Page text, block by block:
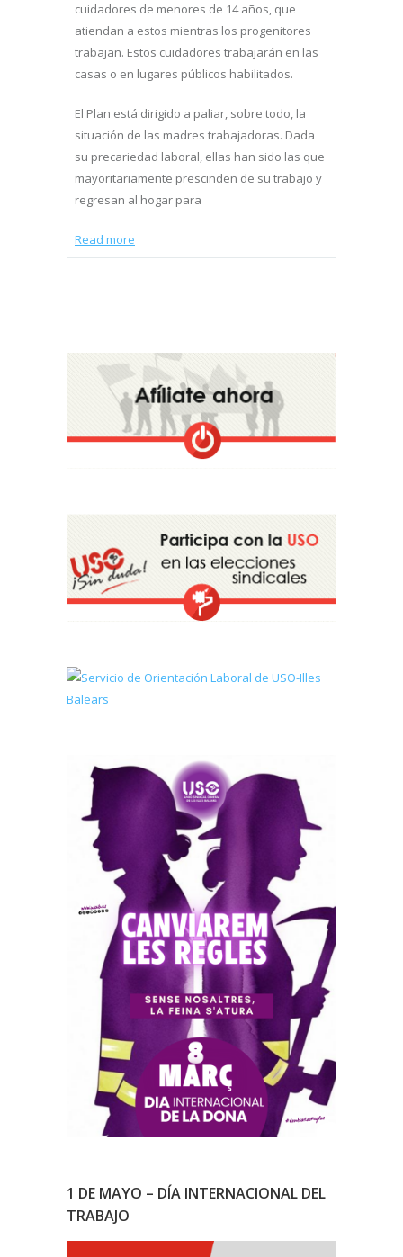
cuidadores de menores de 14 años, que
atiendan a estos mientras los progenitores
trabajan. Estos cuidadores trabajarán en las
casas o en lugares públicos habilitados.
El Plan está dirigido a paliar, sobre todo, la
situación de las madres trabajadoras. Dada
su precariedad laboral, ellas han sido las que
mayoritariamente prescinden de su trabajo y
regresan al hogar para
Read more
1 DE MAYO – DÍA INTERNACIONAL DEL
TRABAJO